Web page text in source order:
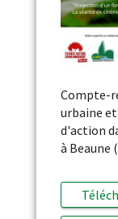
Compte-
urbaine
d'action
à Beaune